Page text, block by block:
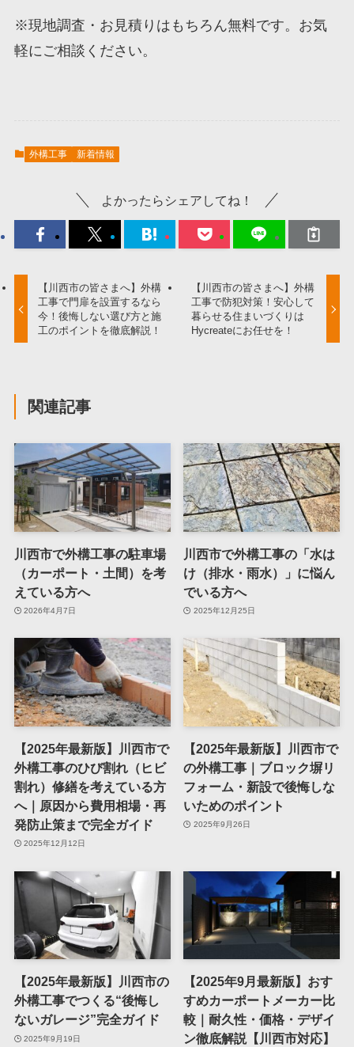
※現地調査・お見積りはもちろん無料です。お気
軽にご相談ください。
外構工事 新着情報
よかったらシェアしてね！
【川西市の皆さまへ】外構
工事で門扉を設置するなら
今！後悔しない選び方と施
工のポイントを徹底解説！
【川西市の皆さまへ】外構
工事で防犯対策！安心して
暮らせる住まいづくりは
Hycreateにお任せを！
関連記事
川西市で外構工事の駐車場
（カーポート・土間）を考
えている方へ
2026年4月7日
川西市で外構工事の「水は
け（排水・雨水）」に悩ん
でいる方へ
2025年12月25日
【2025年最新版】川西市で
外構工事のひび割れ（ヒビ
割れ）修繕を考えている方
へ｜原因から費用相場・再
発防止策まで完全ガイド
2025年12月12日
【2025年最新版】川西市で
の外構工事｜ブロック塀リ
フォーム・新設で後悔しな
いためのポイント
2025年9月26日
【2025年最新版】川西市の
外構工事でつくる“後悔し
ないガレージ”完全ガイド
2025年9月19日
【2025年9月最新版】おす
すめカーポートメーカー比
較｜耐久性・価格・デザイ
ン徹底解説【川西市対応】